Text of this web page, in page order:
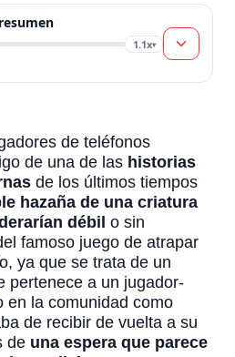
1.1x▾
de teléfonos
de una de las historias
de los últimos tiempos
hazaña de una criatura
débil o sin
famoso juego de atrapar
ya que se trata de un
pertenece a un jugador-
en la comunidad como
de recibir de vuelta a su
de una espera que parece